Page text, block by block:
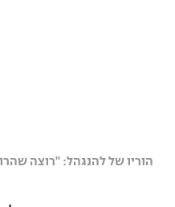
הוריו של להנגהל: "רוצה